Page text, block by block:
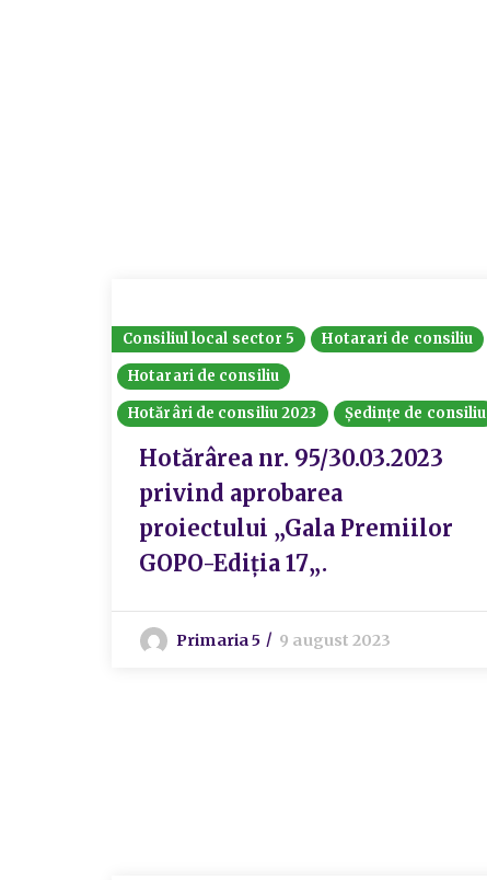
Consiliul local sector 5
Hotarari de consiliu
Hotarari de consiliu
Hotărâri de consiliu 2023
Ședințe de consiliu
Hotărârea nr. 95/30.03.2023
privind aprobarea
proiectului „Gala Premiilor
GOPO-Ediția 17„.
Primaria 5 9 august 2023